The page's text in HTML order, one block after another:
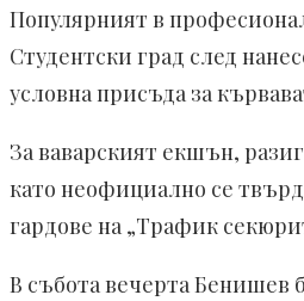
Популярният в
Студентски град след
условна присъда за
За ваварският екшън,
като неофициално се
гардове на „Трафик
В събота вечерта Бенишев